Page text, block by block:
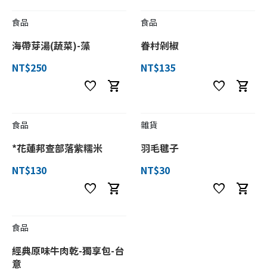
食品
海帶芽湯(蔬菜)-藻
NT$250
favorite shopping_cart
食品
眷村剁椒
NT$135
favorite shopping_cart
食品
*花蓮邦查部落紫糯米
NT$130
favorite shopping_cart
雜貨
羽毛毽子
NT$30
favorite shopping_cart
食品
經典原味牛肉乾-獨享包-台
意